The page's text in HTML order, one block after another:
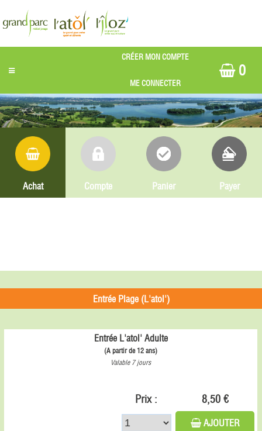
0
Achat Compte Panier Payer
Entrée Plage (L'atol')
Entrée L'atol' Adulte
(A partir de 12 ans)
Valable 7 jours
Prix : 8,50 €
AJOUTER